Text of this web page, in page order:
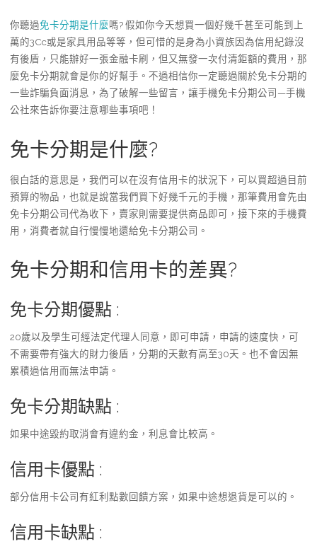
你聽過免卡分期是什麼嗎? 假如你今天想買一個好幾千甚至可能到上
萬的3Cc或是家具用品等等，但可惜的是身為小資族因為信用紀錄沒
有後盾，只能辦好一張金融卡刷，但又無發一次付清鉅額的費用，那
麼免卡分期就會是你的好幫手。不過相信你一定聽過關於免卡分期的
一些詐騙負面消息，為了破解一些留言，讓手機免卡分期公司—手機
公社來告訴你要注意哪些事項吧！
免卡分期是什麼?
很白話的意思是，我們可以在沒有信用卡的狀況下，可以買超過目前
預算的物品，也就是說當我們買下好幾千元的手機，那筆費用會先由
免卡分期公司代為收下，賣家則需要提供商品即可，接下來的手機費
用，消費者就自行慢慢地還給免卡分期公司。
免卡分期和信用卡的差異?
免卡分期優點 :
20歲以及學生可經法定代理人同意，即可申請，申請的速度快，可
不需要帶有強大的財力後盾，分期的天數有高至30天。也不會因無
累積過信用而無法申請。
免卡分期缺點 :
如果中途毀約取消會有違約金，利息會比較高。
信用卡優點 :
部分信用卡公司有紅利點數回饋方案，如果中途想退貨是可以的。
信用卡缺點 :